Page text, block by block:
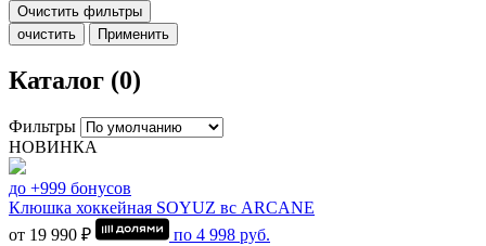
Очистить фильтры
очистить
Применить
Каталог (0)
Фильтры
НОВИНКА
до +999 бонусов
Клюшка хоккейная SOYUZ вс ARCANE
от 19 990 ₽
по 4 998 руб.